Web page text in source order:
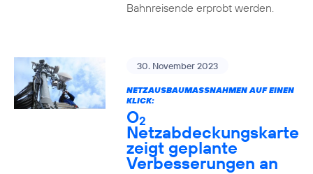
Bahnreisende erprobt werden.
30. November 2023
NETZAUSBAUMASSNAHMEN AUF EINEN K
LICK:
O2
Netzabdeckungskarte
zeigt geplante
Verbesserungen an